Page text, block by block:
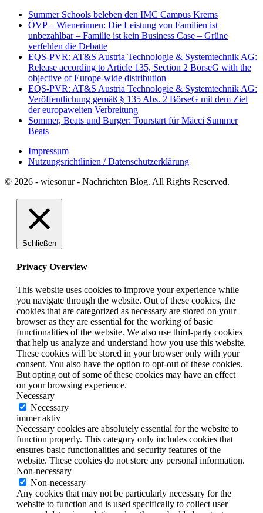
Summer Schools beleben den IMC Campus Krems
ÖVP – Wienerinnen: Die Leistung von Familien ist
unbezahlbar – Familie ist kein Business Case – Grüne
verfehlen die Debatte
EQS-PVR: AT&S Austria Technologie & Systemtechnik AG:
Release according to Article 135, Section 2 BörseG with the
objective of Europe-wide distribution
EQS-PVR: AT&S Austria Technologie & Systemtechnik AG:
Veröffentlichung gemäß § 135 Abs. 2 BörseG mit dem Ziel
der europaweiten Verbreitung
Sommer, Beats und Burger: Tourstart für Mäcci Summer
Beats
Impressum
Nutzungsrichtlinien / Datenschutzerklärung
© 2026 - wiesonur - Nachrichten Blog. All Rights Reserved.
Schließen
Privacy Overview
This website uses cookies to improve your experience while
you navigate through the website. Out of these cookies, the
cookies that are categorized as necessary are stored on your
browser as they are essential for the working of basic
functionalities of the website. We also use third-party cookies
that help us analyze and understand how you use this website.
These cookies will be stored in your browser only with your
consent. You also have the option to opt-out of these cookies.
But opting out of some of these cookies may have an effect
on your browsing experience.
Necessary
Necessary
immer aktiv
Necessary cookies are absolutely essential for the website to
function properly. This category only includes cookies that
ensures basic functionalities and security features of the
website. These cookies do not store any personal information.
Non-necessary
Non-necessary
Any cookies that may not be particularly necessary for the
website to function and is used specifically to collect user